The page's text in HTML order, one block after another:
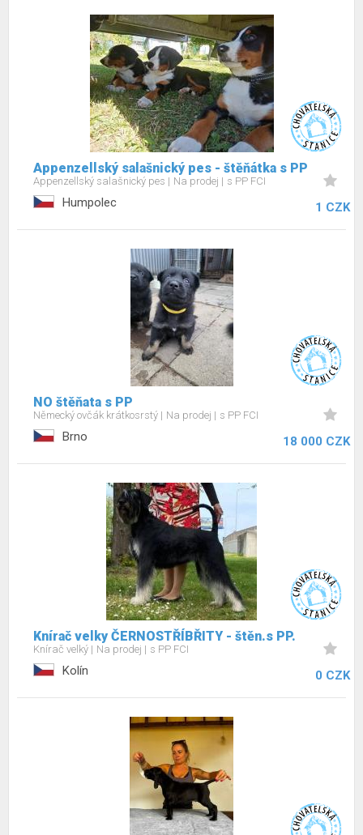
Appenzellský salašnický pes - štěňátka s PP
Appenzellský salašnický pes Na prodej s PP FCI
Humpolec 1 CZK
NO štěňata s PP
Německý ovčák krátkosrstý Na prodej s PP FCI
Brno 18 000 CZK
Knírač velky ČERNOSTŘÍBŘITY - štěn.s PP.
Knírač velký Na prodej s PP FCI
Kolín 0 CZK